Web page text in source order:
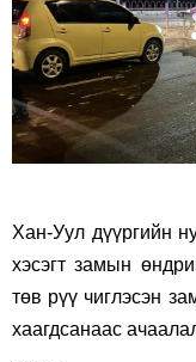
Хан-Уул дүүргийн
хэсэгт замын
төв рүү чиглэсэн
хаагдсанаас